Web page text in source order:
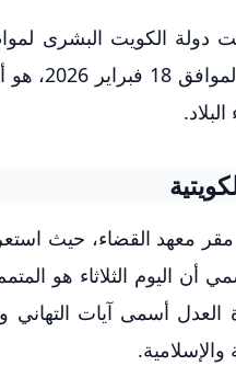
دولة الكويت البشرى
مقر معهد القضاء، حيث
أن اليوم الثلاثاء هو
العدل أسمى آيات